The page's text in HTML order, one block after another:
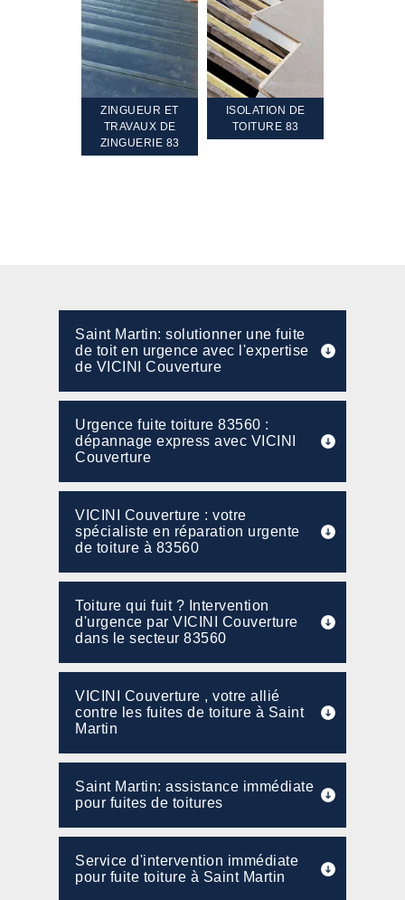
ZINGUEUR ET
TRAVAUX DE
ZINGUERIE 83
ISOLATION DE
TOITURE 83
Saint Martin: solutionner une fuite
de toit en urgence avec l'expertise
de VICINI Couverture
Urgence fuite toiture 83560 :
dépannage express avec VICINI
Couverture
VICINI Couverture : votre
spécialiste en réparation urgente
de toiture à 83560
Toiture qui fuit ? Intervention
d'urgence par VICINI Couverture
dans le secteur 83560
VICINI Couverture , votre allié
contre les fuites de toiture à Saint
Martin
Saint Martin: assistance immédiate
pour fuites de toitures
Service d'intervention immédiate
pour fuite toiture à Saint Martin